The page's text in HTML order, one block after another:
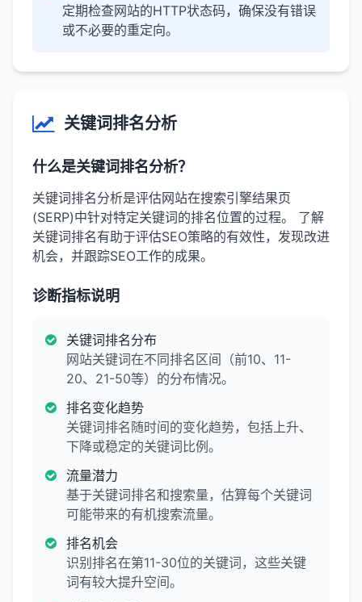
定期检查网站的HTTP状态码，确保没有错误
或不必要的重定向。
关键词排名分析
什么是关键词排名分析？
关键词排名分析是评估网站在搜索引擎结果页
(SERP)中针对特定关键词的排名位置的过程。 了解
关键词排名有助于评估SEO策略的有效性，发现改进
机会，并跟踪SEO工作的成果。
诊断指标说明
关键词排名分布
网站关键词在不同排名区间（前10、11-
20、21-50等）的分布情况。
排名变化趋势
关键词排名随时间的变化趋势，包括上升、
下降或稳定的关键词比例。
流量潜力
基于关键词排名和搜索量，估算每个关键词
可能带来的有机搜索流量。
排名机会
识别排名在第11-30位的关键词，这些关键
词有较大提升空间。